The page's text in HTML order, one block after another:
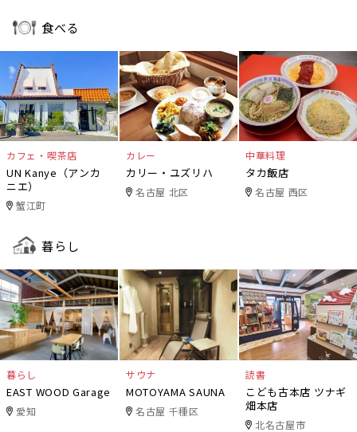
食べる
カフェ・喫茶店
UN Kanye（アンカ
ニエ）
蟹江町
カレー
カリー・ユズリハ
名古屋 北区
中華料理
タカ飯店
名古屋 西区
暮らし
暮らし
EAST WOOD Garage
愛知
サウナ
MOTOYAMA SAUNA
名古屋 千種区
読書
こども古本店 ツナギ
畑本店
北名古屋市